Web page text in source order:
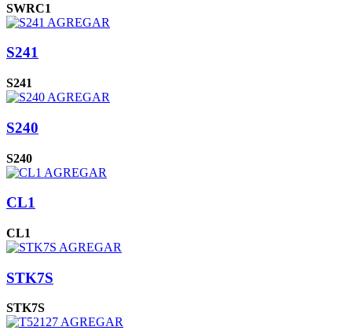
SWRC1
AGREGAR
S241
S241
AGREGAR
S240
S240
AGREGAR
CL1
CL1
AGREGAR
STK7S
STK7S
AGREGAR